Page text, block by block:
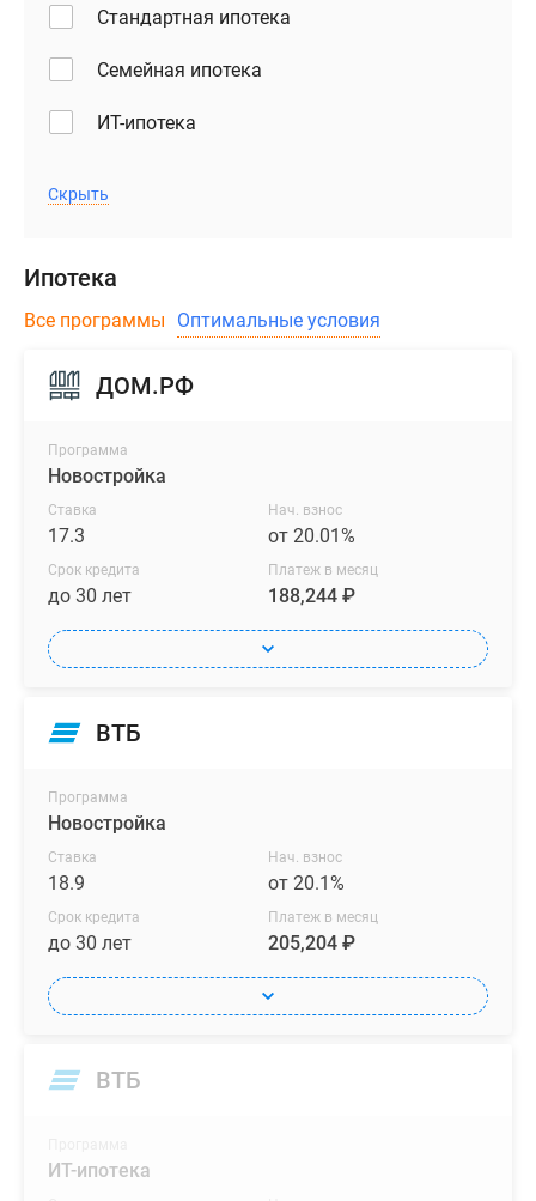
Стандартная ипотека
Семейная ипотека
ИТ-ипотека
Скрыть
Ипотека
Все программы Оптимальные условия
ДОМ.РФ
Программа
Новостройка
Ставка
17.3
Нач. взнос
от 20.01%
Срок кредита
до 30 лет
Платеж в месяц
188,244 ₽
ВТБ
Программа
Новостройка
Ставка
18.9
Нач. взнос
от 20.1%
Срок кредита
до 30 лет
Платеж в месяц
205,204 ₽
ВТБ
ИТ-ипотека